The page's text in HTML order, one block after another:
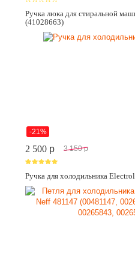
Ручка люка для стиральной
(41028663)
-21%
2 500 p 3 150 p
Ручка для холодильника